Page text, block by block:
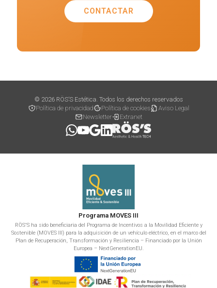
CONTACTAR
© 2026 RÖS’S Estética. Todos los derechos reservados
Política de privacidad
Política de cookies
Aviso Legal
Newsletter
Extranet
Programa MOVES III
RÖS'S ha sido beneficiaria del Programa de Incentivos a la Movilidad Eficiente y
Sostenible (MOVES III) para la adquisición de un vehículo eléctrico, en el marco del
Plan de Recuperación, Transformación y Resiliencia – Financiado por la Unión
Europea – NextGenerationEU.